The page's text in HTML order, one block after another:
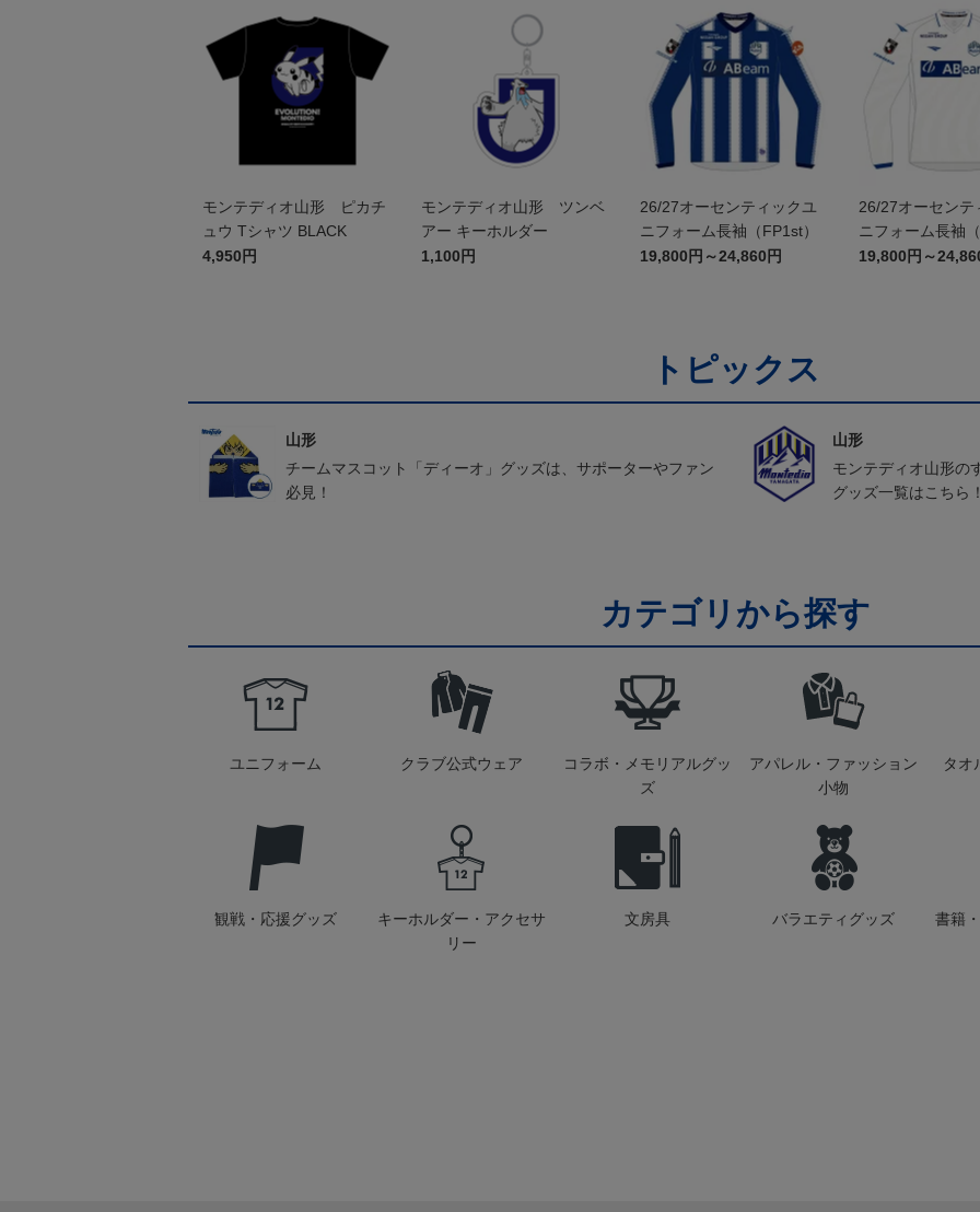
モンテディオ山形 ピカチ
ュウ Tシャツ BLACK
4,950円
モンテディオ山形 ツンベ
アー キーホルダー
1,100円
26/27オーセンティックユ
ニフォーム長袖（FP1st）
19,800円～24,860円
26/27オーセンテ
ニフォーム長袖
19,800円～
トピックス
山形
チームマスコット「ディーオ」グッズは、サポーターやファン
必見！
山形
モンテディオ山形の
グッズ一覧はこちら
カテゴリから探す
ユニフォーム クラブ公式ウェア
コラボ・メモリアルグッ
ズ
アパレル・ファッション
小物
タオ
観戦・応援グッズ
キーホルダー・アクセサ
リー
文房具 バラエティグッズ 書籍